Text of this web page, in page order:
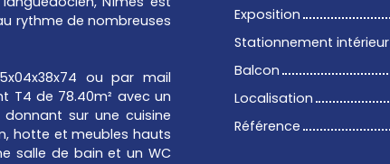
rythme de nombreuses
ou par mail
T4 de 78.40m² avec un
sur une cuisine
hotte et meubles hauts
salle de bain et un WC
Exposition
Stationnement intérieur
Balcon
Localisation
Référence